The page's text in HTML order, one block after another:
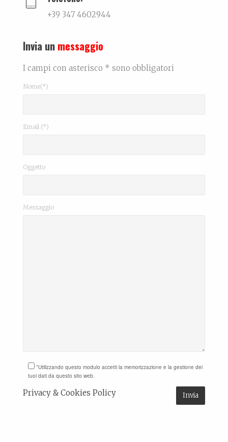
+39 347 4602944
Invia un messaggio
I campi con asterisco * sono obbligatori
Nome(*)
Email (*)
Oggetto
Messaggio
*Utilizzando questo modulo accetti la memorizzazione e la gestione dei
tuoi dati da questo sito web.
Privacy & Cookies Policy